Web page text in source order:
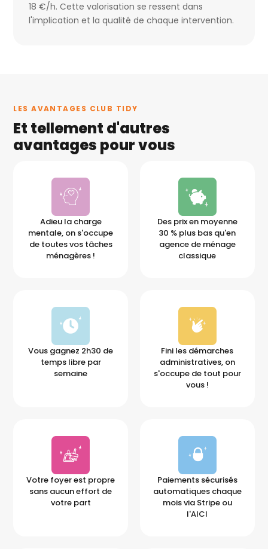
18 €/h. Cette valorisation se ressent dans
l'implication et la qualité de chaque intervention.
LES AVANTAGES CLUB TIDY
Et tellement d'autres
avantages pour vous
Adieu la charge
mentale, on s'occupe
de toutes vos tâches
ménagères !
Des prix en moyenne
30 % plus bas qu'en
agence de ménage
classique
Vous gagnez 2h30 de
temps libre par
semaine
Fini les démarches
administratives, on
s'occupe de tout pour
vous !
Votre foyer est propre
sans aucun effort de
votre part
Paiements sécurisés
automatiques chaque
mois via Stripe ou
l'AICI